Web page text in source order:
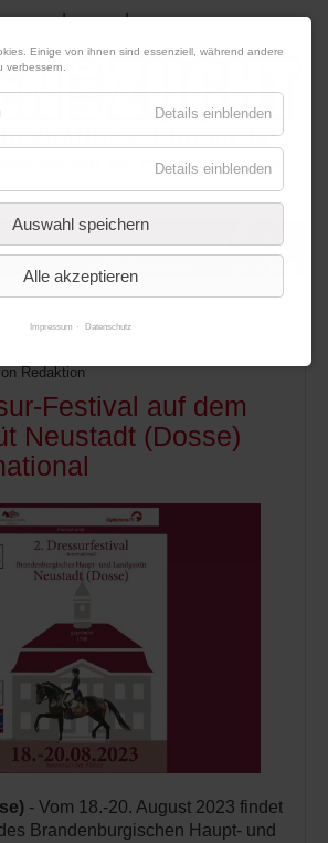
|Kontakt|Datenschutz
Redaktion
Festival auf dem
Neustadt (Dosse)
- Vom 18.-20. August 2023 findet
Brandenburgischen Haupt- und
Einige von ihnen sind essenziell, während andere
verbessern.
Details einblenden
Details einblenden
Auswahl speichern
Alle akzeptieren
Impressum Datenschutz